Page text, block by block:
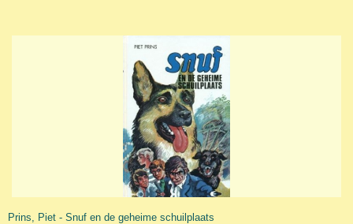
Prins, Piet - Snuf en de geheime schuilplaats